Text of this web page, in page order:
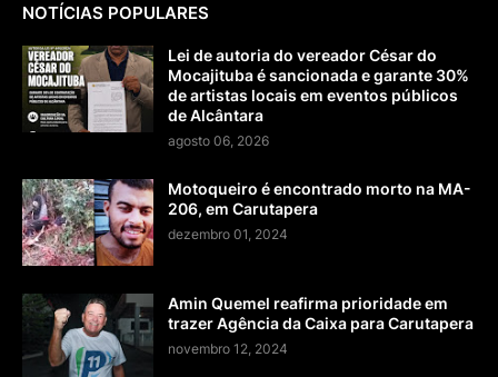
NOTÍCIAS POPULARES
Lei de autoria do vereador César do
Mocajituba é sancionada e garante 30%
de artistas locais em eventos públicos
de Alcântara
agosto 06, 2026
Motoqueiro é encontrado morto na MA-
206, em Carutapera
dezembro 01, 2024
Amin Quemel reafirma prioridade em
trazer Agência da Caixa para Carutapera
novembro 12, 2024